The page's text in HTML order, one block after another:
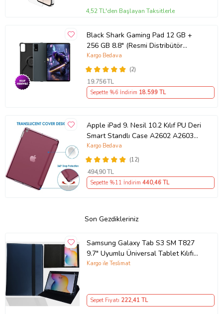
4,52 TL'den Başlayan Taksitlerle
Black Shark Gaming Pad 12 GB +
256 GB 8.8" (Resmi Distribütör
Garantili) (Siyah)
(2)
Kargo Bedava
19.756TL
Sepette %6 İndirim 18.599TL
Apple iPad 9. Nesil 10.2 Kılıf PU Deri
Smart Standlı Case A2602 A2603
A2604 A260 (27)
(12)
Kargo Bedava
494,90 TL
Sepette %11 İndirim 440,46 TL
Son Gezdikleriniz
Samsung Galaxy Tab S3 SM T827
9.7" Uyumlu Üniversal Tablet Kılıfı
(Lacivert)
Kargo ile Teslimat
Sepet Fiyatı 222,41 TL